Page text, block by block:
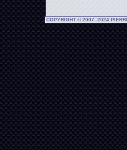
COPYRIGHT © 2007–2024